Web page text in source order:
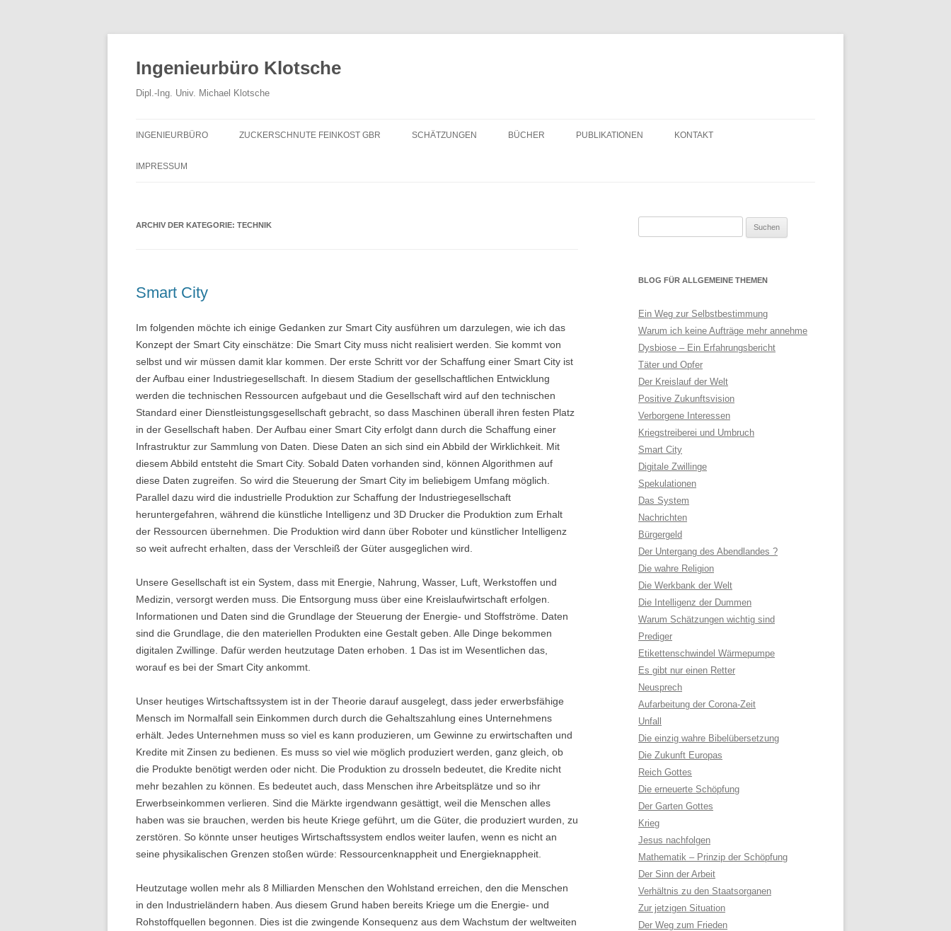
Ingenieurbüro Klotsche
Dipl.-Ing. Univ. Michael Klotsche
INGENIEURBÜRO
ÜBER DAS INGENIEURBÜRO
MACHBARKEITSANALYSEN
FORSCHUNG UND
ENTWICKLUNG
PROBLEMLÖSUNG
FORMELSAMMLUNGEN UND
TABELLENWERKE
VIRTUELLE WELTEN
BIBLIOTHEKEN
ETHISCHE GRUNDSÄTZE
BRAINMACHINE
BIENENSTOCKWAAGE BESCHREIBUNG
DIE ARBEIT MIT DER
ZUCKERSCHNUTE FEINKOST GBR SCHÄTZUNGEN BÜCHER PUBLIKATIONEN KONTAKT
IMPRESSUM
AGBS
ARCHIV DER KATEGORIE: TECHNIK
Smart City
Im folgenden möchte ich einige Gedanken zur Smart City ausführen um darzulegen, wie ich das
Konzept der Smart City einschätze: Die Smart City muss nicht realisiert werden. Sie kommt von
selbst und wir müssen damit klar kommen. Der erste Schritt vor der Schaffung einer Smart City ist
der Aufbau einer Industriegesellschaft. In diesem Stadium der gesellschaftlichen Entwicklung
werden die technischen Ressourcen aufgebaut und die Gesellschaft wird auf den technischen
Standard einer Dienstleistungsgesellschaft gebracht, so dass Maschinen überall ihren festen Platz
in der Gesellschaft haben. Der Aufbau einer Smart City erfolgt dann durch die Schaffung einer
Infrastruktur zur Sammlung von Daten. Diese Daten an sich sind ein Abbild der Wirklichkeit. Mit
diesem Abbild entsteht die Smart City. Sobald Daten vorhanden sind, können Algorithmen auf
diese Daten zugreifen. So wird die Steuerung der Smart City im beliebigem Umfang möglich.
Parallel dazu wird die industrielle Produktion zur Schaffung der Industriegesellschaft
heruntergefahren, während die künstliche Intelligenz und 3D Drucker die Produktion zum Erhalt
der Ressourcen übernehmen. Die Produktion wird dann über Roboter und künstlicher Intelligenz
so weit aufrecht erhalten, dass der Verschleiß der Güter ausgeglichen wird.
Unsere Gesellschaft ist ein System, dass mit Energie, Nahrung, Wasser, Luft, Werkstoffen und
Medizin, versorgt werden muss. Die Entsorgung muss über eine Kreislaufwirtschaft erfolgen.
Informationen und Daten sind die Grundlage der Steuerung der Energie- und Stoffströme. Daten
sind die Grundlage, die den materiellen Produkten eine Gestalt geben. Alle Dinge bekommen
digitalen Zwillinge. Dafür werden heutzutage Daten erhoben. 1 Das ist im Wesentlichen das,
worauf es bei der Smart City ankommt.
Unser heutiges Wirtschaftssystem ist in der Theorie darauf ausgelegt, dass jeder erwerbsfähige
Mensch im Normalfall sein Einkommen durch durch die Gehaltszahlung eines Unternehmens
erhält. Jedes Unternehmen muss so viel es kann produzieren, um Gewinne zu erwirtschaften und
Kredite mit Zinsen zu bedienen. Es muss so viel wie möglich produziert werden, ganz gleich, ob
die Produkte benötigt werden oder nicht. Die Produktion zu drosseln bedeutet, die Kredite nicht
mehr bezahlen zu können. Es bedeutet auch, dass Menschen ihre Arbeitsplätze und so ihr
Erwerbseinkommen verlieren. Sind die Märkte irgendwann gesättigt, weil die Menschen alles
haben was sie brauchen, werden bis heute Kriege geführt, um die Güter, die produziert wurden, zu
zerstören. So könnte unser heutiges Wirtschaftssystem endlos weiter laufen, wenn es nicht an
seine physikalischen Grenzen stoßen würde: Ressourcenknappheit und Energieknappheit.
Heutzutage wollen mehr als 8 Milliarden Menschen den Wohlstand erreichen, den die Menschen
in den Industrieländern haben. Aus diesem Grund haben bereits Kriege um die Energie- und
Rohstoffquellen begonnen. Dies ist die zwingende Konsequenz aus dem Wachstum der weltweiten
BLOG FÜR ALLGEMEINE THEMEN
Ein Weg zur Selbstbestimmung
Warum ich keine Aufträge mehr annehme
Dysbiose – Ein Erfahrungsbericht
Täter und Opfer
Der Kreislauf der Welt
Positive Zukunftsvision
Verborgene Interessen
Kriegstreiberei und Umbruch
Smart City
Digitale Zwillinge
Spekulationen
Das System
Nachrichten
Bürgergeld
Der Untergang des Abendlandes ?
Die wahre Religion
Die Werkbank der Welt
Die Intelligenz der Dummen
Warum Schätzungen wichtig sind
Prediger
Etikettenschwindel Wärmepumpe
Es gibt nur einen Retter
Neusprech
Aufarbeitung der Corona-Zeit
Unfall
Die einzig wahre Bibelübersetzung
Die Zukunft Europas
Reich Gottes
Die erneuerte Schöpfung
Der Garten Gottes
Krieg
Jesus nachfolgen
Mathematik – Prinzip der Schöpfung
Der Sinn der Arbeit
Verhältnis zu den Staatsorganen
Zur jetzigen Situation
Der Weg zum Frieden